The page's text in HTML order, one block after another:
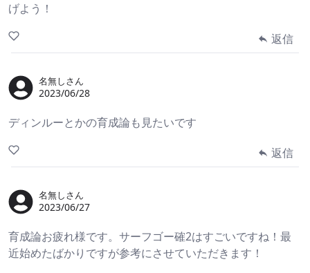
げよう！
返信
名無しさん
2023/06/28
ディンルーとかの育成論も見たいです
返信
名無しさん
2023/06/27
育成論お疲れ様です。サーフゴー確2はすごいですね！最
近始めたばかりですが参考にさせていただきます！